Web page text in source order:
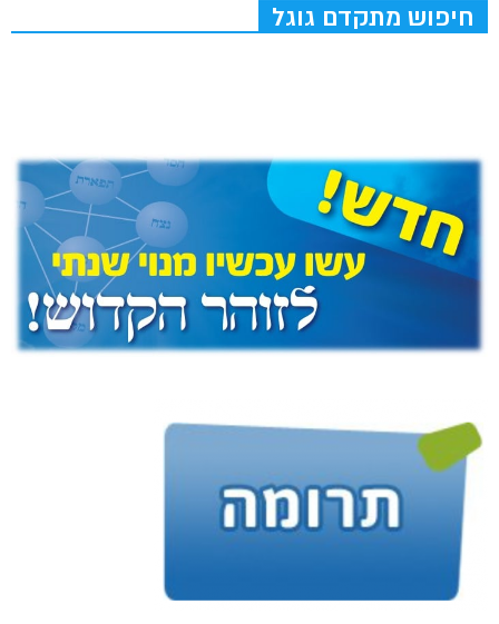
חיפוש מתקדם גוגל